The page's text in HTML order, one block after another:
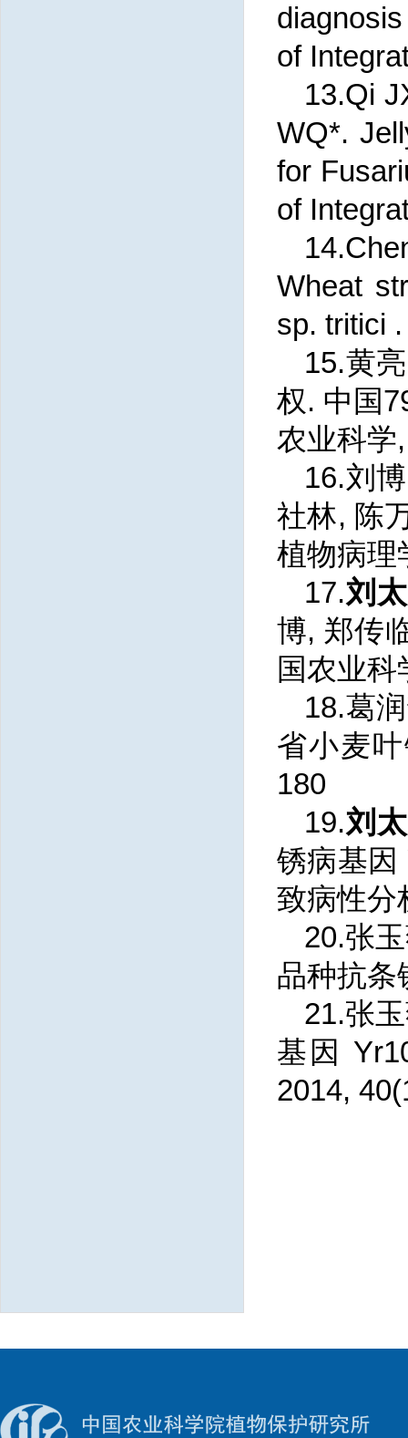
of
13.Qi
WQ*.
for
of
Wheat
sp. tritici
15.黄
权. 中国
农业科学
16.刘
社林, 陈
植物病理
17.刘
博, 郑传
国农业科
18.葛
省小麦
180
19.刘
锈病基因
致病性分
20.张
品种抗条
21.张
基因
2014,